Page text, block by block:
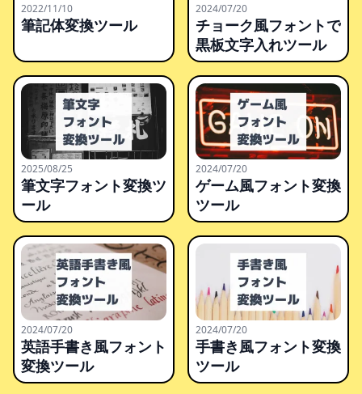
2022/11/10
筆記体変換ツール
2024/07/20
チョーク風フォントで
黒板文字入れツール
2025/08/25
筆文字フォント変換ツ
ール
2024/07/20
ゲーム風フォント変換
ツール
2024/07/20
英語手書き風フォント
変換ツール
2024/07/20
手書き風フォント変換
ツール